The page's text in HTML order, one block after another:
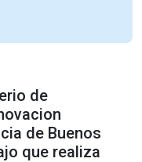
de
de Buenos
que realiza